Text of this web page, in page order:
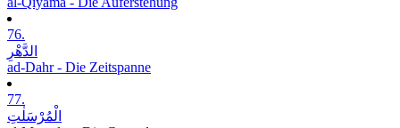
76.
الدَّھْرِ
ad-Dahr - Die Zeitspanne
77.
الْمُرْسَلٰتِ